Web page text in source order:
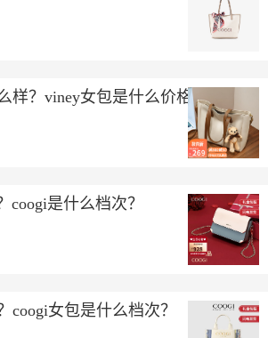
样？viney女包是什么价格？
coogi是什么档次？
coogi女包是什么档次？